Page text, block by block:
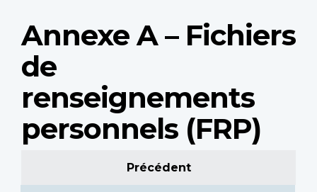
Annexe A – Fichiers
de
renseignements
personnels (FRP)
Précédent